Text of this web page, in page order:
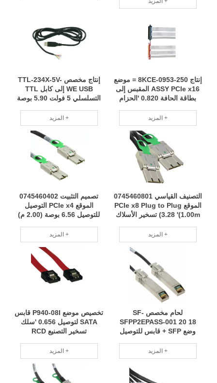
إنتاج مخصص TTL-234X-5V-
WE USB إلى كابل TTL
التسلسلي 5 فولت 5.90 بوصة
التصنيع الاحترافي RCD
المزيد +
إنتاج 8KCE-0953-250 = موضع
ASSY PCIe x16 المقبس إلى
بطاقة الحافة 0.820 'الحزام
المزيد +
تصميم التثبيت 0745460402
الموقع PCIe x4 التوصيل
للتوصيل 6.56 بوصة (2.00 م)
وصديقة للبيئة ، مما يوفر الطاقة
ويقلل من الاستهلاك RCD
المزيد +
التصنيف القياسي 0745460801
الموقع PCIe x8 Plug to Plug
3.28 '(1.00m) تسخير الأسلاك
الاحترافي RCD
المزيد +
تخصيص موضع P940-08I قابس
SATA لتوصيل 0.656 'سلك
تسخير التصنيع RCD
المزيد +
لحام مخصص SF-
SFPP2EPASS-001 20 18
وضع SFP + قابس للتوصيل
للتطبيق على نطاق واسع RCD
المزيد +